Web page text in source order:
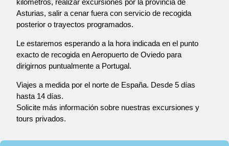
kilómetros, realizar excursiones por la provincia de
Asturias, salir a cenar fuera con servicio de recogida
posterior o trayectos programados.
Le estaremos esperando a la hora indicada en el punto
exacto de recogida en Aeropuerto de Oviedo para
dirigirnos puntualmente a Portugal.
Viajes a medida por el norte de España. Desde 5 días
hasta 14 días.
Solicite más información sobre nuestras excursiones y
tours privados.